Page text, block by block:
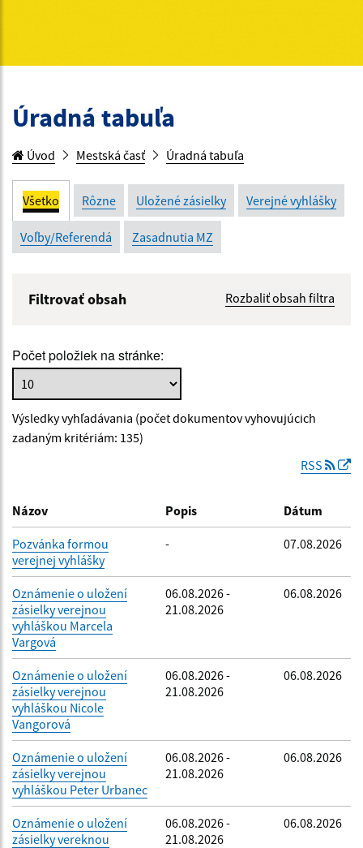
Úradná tabuľa
Úvod Mestská časť Úradná tabuľa
Všetko Rôzne Uložené zásielky Verejné vyhlášky
Voľby/Referendá Zasadnutia MZ
Filtrovať obsah Rozbaliť obsah filtra
Popis:
Dátum zverejnenia od:
Filtrovať
Počet položiek na stránke:
Výsledky vyhľadávania (počet dokumentov vyhovujúcich
zadaným kritériám: 135)
RSS
Názov Popis Dátum
Pozvánka formou
verejnej vyhlášky
- 07.08.2026
Oznámenie o uložení
zásielky verejnou
vyhláškou Marcela
Vargová
06.08.2026 -
21.08.2026
06.08.2026
Oznámenie o uložení
zásielky verejnou
vyhláškou Nicole
Vangorová
06.08.2026 -
21.08.2026
06.08.2026
Oznámenie o uložení
zásielky verejnou
vyhláškou Peter Urbanec
06.08.2026 -
21.08.2026
06.08.2026
Oznámenie o uložení
zásielky vereknou
06.08.2026 -
21.08.2026
06.08.2026